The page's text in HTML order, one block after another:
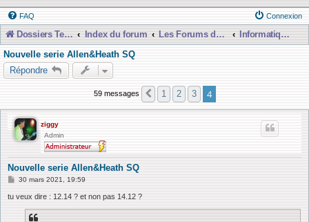
FAQ Connexion
Dossiers Techniques Index du forum Les Forums de Discussions
Informatique, Consoles Numériques et MAO
Nouvelle serie Allen&Heath SQ
Répondre
59 messages Précédente
1 2 3 4
ziggy
Admin
Nouvelle serie Allen&Heath SQ
M
s
30 mars 2021, 19:59
tu veux dire : 12.14 ? et non pas 14.12 ?